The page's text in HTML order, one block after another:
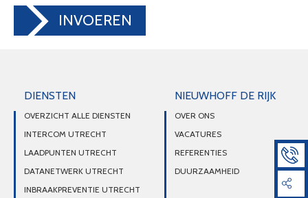
INVOEREN
DIENSTEN
OVERZICHT ALLE DIENSTEN
INTERCOM UTRECHT
LAADPUNTEN UTRECHT
DATANETWERK UTRECHT
INBRAAKPREVENTIE UTRECHT
NIEUWHOFF DE RIJK
OVER ONS
VACATURES
REFERENTIES
DUURZAAMHEID